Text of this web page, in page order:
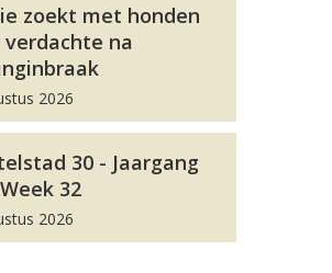
zoekt met honden
verdachte na
2026
30 - Jaargang
32
2026